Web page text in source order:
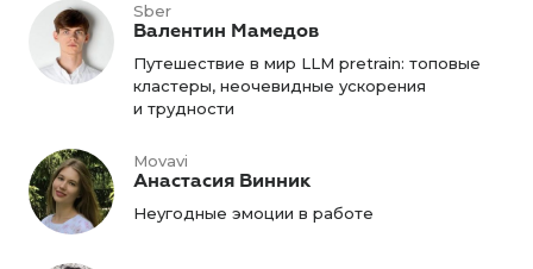
Sber
Валентин Мамедов
Путешествие в мир LLM pretrain: топовые
кластеры, неочевидные ускорения
и трудности
Movavi
Анастасия Винник
Неугодные эмоции в работе